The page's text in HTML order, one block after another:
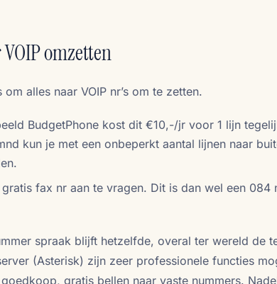
omzetten
alles naar VOIP nr’s om te zetten.
BudgetPhone kost dit €10,-/jr voor 1 lijn
kun je met een onbeperkt aantal lijnen naar
gratis fax nr aan te vragen. Dit is dan wel een 084
spraak blijft hetzelfde, overal ter wereld de
(Asterisk) zijn zeer professionele functies
gratis bellen naar vaste nummers.